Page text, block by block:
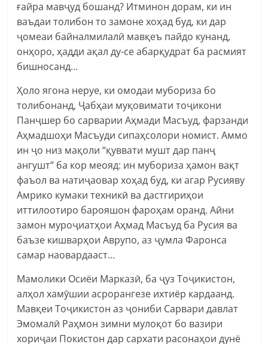
ғайра мавҷуд бошанд? Итминон дорам, ки ин
ваъдаи толибон то замоне хоҳад буд, ки дар
ҷомеаи байналмилалӣ мавқеъ пайдо кунанд,
онҳоро, ҳадди ақал ду-се абарқудрат ба расмият
бишносанд…
Ҳоло ягона неруе, ки омодаи мубориза бо
толибонанд, Ҷабҳаи муқовимати тоҷикони
Панҷшер бо сарварии Аҳмади Масъуд, фарзанди
Аҳмадшоҳи Масъуди сипаҳсолори номист. Аммо
ин ҷо низ мақоли “қуввати мушт дар панҷ
ангушт” ба кор меояд: ин мубориза ҳамон вақт
фаъол ва натиҷаовар хоҳад буд, ки агар Русияву
Амрико кумаки техникӣ ва дастгириҳои
иттилоотиро барояшон фароҳам оранд. Айни
замон муроҷиатҳои Аҳмад Масъуд ба Русия ва
баъзе кишварҳои Аврупо, аз ҷумла Фаронса
самар наовардааст…
Мамолики Осиёи Марказӣ, ба ҷуз Тоҷикистон,
алҳол хамӯшии асрорангезе ихтиёр кардаанд.
Мавқеи Тоҷикистон аз ҷониби Сарвари давлат
Эмомалӣ Раҳмон зимни мулоқот бо вазири
хориҷаи Покистон дар сархати расонаҳои дунё